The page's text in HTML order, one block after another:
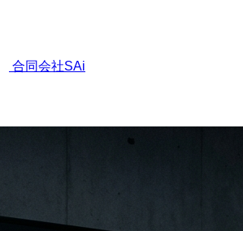
合同会社SAi